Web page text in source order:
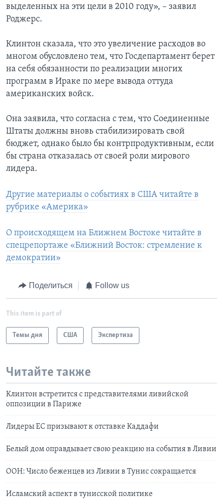
выделенных на эти цели в 2010 году», – заявил
Роджерс.
Клинтон сказала, что это увеличение расходов во
многом обусловлено тем, что Госдепартамент берет
на себя обязанности по реализации многих
программ в Ираке по мере вывода оттуда
американских войск.
Она заявила, что согласна с тем, что Соединенные
Штаты должны вновь стабилизировать свой
бюджет, однако было бы контрпродуктивным, если
бы страна отказалась от своей роли мирового
лидера.
Другие материалы о событиях в США читайте в
рубрике «Америка»
О происходящем на Ближнем Востоке читайте в
спецрепортаже «Ближний Восток: стремление к
демократии»
Поделиться Follow us
This item is part of
Темы дня США Экспертиза
Читайте также
Клинтон встретится с представителями ливийской
оппозиции в Париже
Лидеры ЕС призывают к отставке Каддафи
Белый дом оправдывает свою реакцию на события в Ливии
ООН: Число беженцев из Ливии в Тунис сокращается
Исламский аспект в тунисской политике